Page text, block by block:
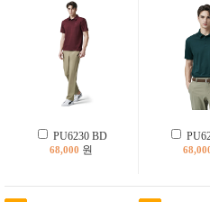
PU6230 BD
68,000 원